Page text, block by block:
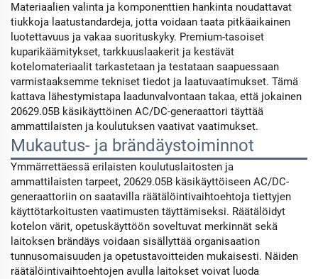
Materiaalien valinta ja komponenttien hankinta noudattavat
tiukkoja laatustandardeja, jotta voidaan taata pitkäaikainen
luotettavuus ja vakaa suorituskyky. Premium-tasoiset
kuparikäämitykset, tarkkuuslaakerit ja kestävät
kotelomateriaalit tarkastetaan ja testataan saapuessaan
varmistaaksemme tekniset tiedot ja laatuvaatimukset. Tämä
kattava lähestymistapa laadunvalvontaan takaa, että jokainen
20629.05B käsikäyttöinen AC/DC-generaattori täyttää
ammattilaisten ja koulutuksen vaativat vaatimukset.
Mukautus- ja brändäystoiminnot
Ymmärrettäessä erilaisten koulutuslaitosten ja
ammattilaisten tarpeet, 20629.05B käsikäyttöiseen AC/DC-
generaattoriin on saatavilla räätälöintivaihtoehtoja tiettyjen
käyttötarkoitusten vaatimusten täyttämiseksi. Räätälöidyt
kotelon värit, opetuskäyttöön soveltuvat merkinnät sekä
laitoksen brändäys voidaan sisällyttää organisaation
tunnusomaisuuden ja opetustavoitteiden mukaisesti. Näiden
räätälöintivaihtoehtojen avulla laitokset voivat luoda